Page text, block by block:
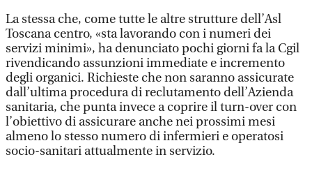
La stessa che, come tutte le altre strutture dell’Asl
Toscana centro, «sta lavorando con i numeri dei
servizi minimi», ha denunciato pochi giorni fa la Cgil
rivendicando assunzioni immediate e incremento
degli organici. Richieste che non saranno assicurate
dall’ultima procedura di reclutamento dell’Azienda
sanitaria, che punta invece a coprire il turn-over con
l’obiettivo di assicurare anche nei prossimi mesi
almeno lo stesso numero di infermieri e operatosi
socio-sanitari attualmente in servizio.